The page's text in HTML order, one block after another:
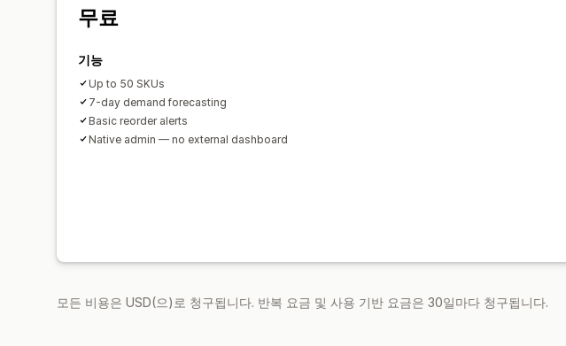
무료
기능
Up to 50 SKUs
7-day demand forecasting
Basic reorder alerts
Native admin — no external dashboard
모든 비용은 USD(으)로 청구됩니다. 반복 요금 및 사용 기반 요금은 30일마다 청구됩니다.